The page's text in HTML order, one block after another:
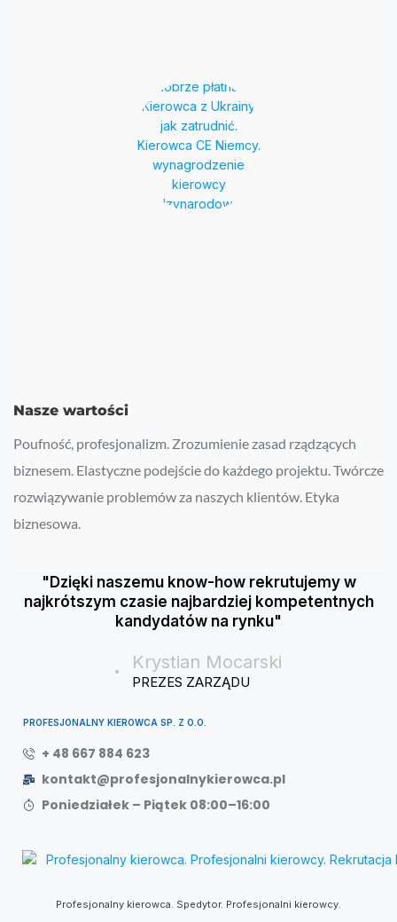
Nasze wartości
Poufność, profesjonalizm. Zrozumienie zasad rządzących
biznesem. Elastyczne podejście do każdego projektu. Twórcze
rozwiązywanie problemów za naszych klientów. Etyka
biznesowa.
"Dzięki naszemu know-how rekrutujemy w
najkrótszym czasie najbardziej kompetentnych
kandydatów na rynku"
Krystian Mocarski
PREZES ZARZĄDU
PROFESJONALNY KIEROWCA SP. Z O.O.
+ 48 667 884 623
kontakt@profesjonalnykierowca.pl
Poniedziałek – Piątek 08:00–16:00
Profesjonalny kierowca. Spedytor. Profesjonalni kierowcy.